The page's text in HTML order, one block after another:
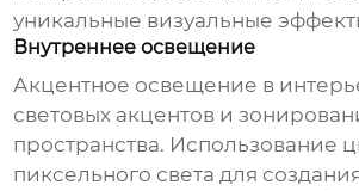
уникальные визуальные
Внутреннее освещение
Акцентное освещение в
световых акцентов и
пространства. Использование
пиксельного света для